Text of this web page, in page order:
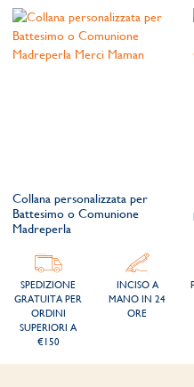
Collana personalizzata per
Battesimo o Comunione
Madreperla
SPEDIZIONE
GRATUITA PER
ORDINI
SUPERIORI A
€150
INCISO A
MANO IN 24
ORE